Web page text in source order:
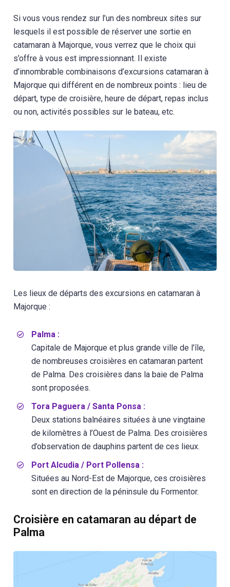
Si vous vous rendez sur l’un des nombreux sites sur
lesquels il est possible de réserver une sortie en
catamaran à Majorque, vous verrez que le choix qui
s’offre à vous est impressionnant. Il existe
d’innombrable combinaisons d’excursions catamaran à
Majorque qui différent en de nombreux points : lieu de
départ, type de croisière, heure de départ, repas inclus
ou non, activités possibles sur le bateau, etc.
Les lieux de départs des excursions en catamaran à
Majorque :
Palma :
Capitale de Majorque et plus grande ville de l’île,
de nombreuses croisières en catamaran partent
de Palma. Des croisières dans la baie de Palma
sont proposées.
Tora Paguera / Santa Ponsa :
Deux stations balnéaires situées à une vingtaine
de kilomètres à l’Ouest de Palma. Des croisières
d’observation de dauphins partent de ces lieux.
Port Alcudia / Port Pollensa :
Situées au Nord-Est de Majorque, ces croisières
sont en direction de la péninsule du Formentor.
Croisière en catamaran au départ de
Palma